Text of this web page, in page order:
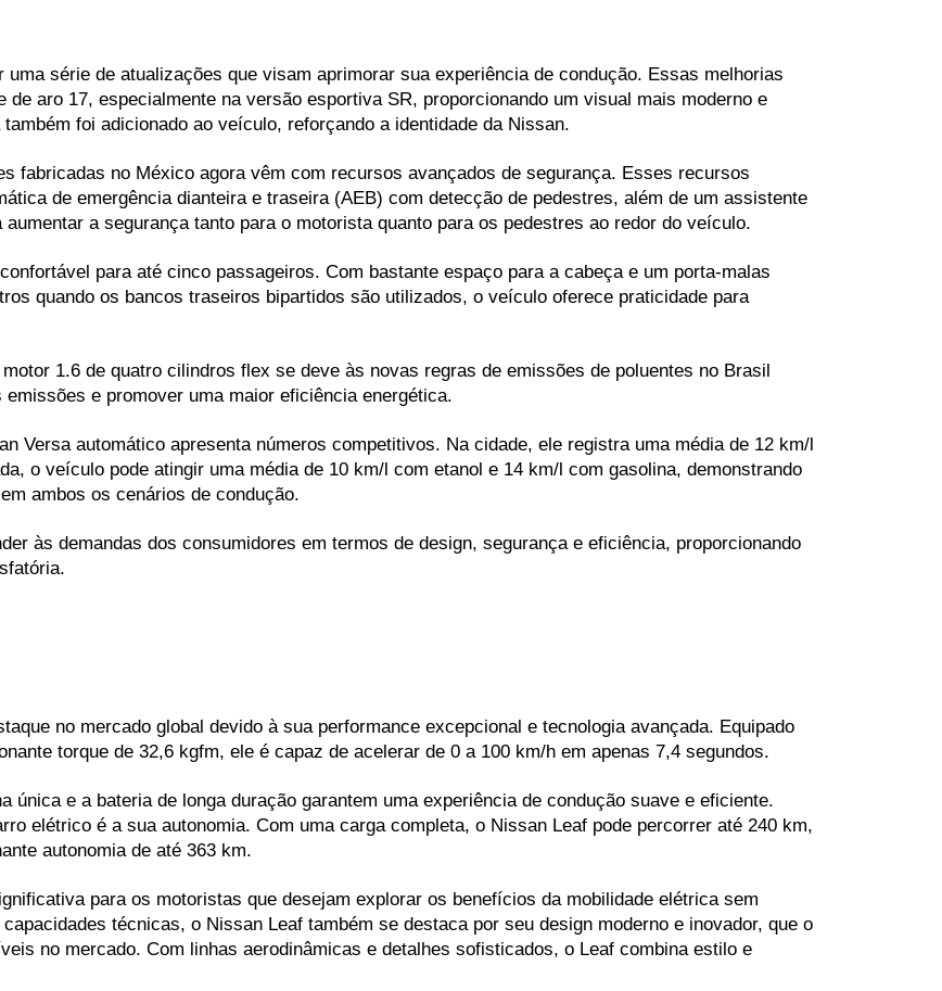
uma série de atualizações que visam aprimorar sua experiência de condução. Essas melhorias
aro 17, especialmente na versão esportiva SR, proporcionando um visual mais moderno e
foi adicionado ao veículo, reforçando a identidade da Nissan.
fabricadas no México agora vêm com recursos avançados de segurança. Esses recursos
de emergência dianteira e traseira (AEB) com detecção de pedestres, além de um assistente
a segurança tanto para o motorista quanto para os pedestres ao redor do veículo.
para até cinco passageiros. Com bastante espaço para a cabeça e um porta-malas
quando os bancos traseiros bipartidos são utilizados, o veículo oferece praticidade para
1.6 de quatro cilindros flex se deve às novas regras de emissões de poluentes no Brasil
e promover uma maior eficiência energética.
Versa automático apresenta números competitivos. Na cidade, ele registra uma média de 12 km/l
o veículo pode atingir uma média de 10 km/l com etanol e 14 km/l com gasolina, demonstrando
ambos os cenários de condução.
às demandas dos consumidores em termos de design, segurança e eficiência, proporcionando
no mercado global devido à sua performance excepcional e tecnologia avançada. Equipado
torque de 32,6 kgfm, ele é capaz de acelerar de 0 a 100 km/h em apenas 7,4 segundos.
única e a bateria de longa duração garantem uma experiência de condução suave e eficiente.
elétrico é a sua autonomia. Com uma carga completa, o Nissan Leaf pode percorrer até 240 km,
autonomia de até 363 km.
para os motoristas que desejam explorar os benefícios da mobilidade elétrica sem
técnicas, o Nissan Leaf também se destaca por seu design moderno e inovador, que o
no mercado. Com linhas aerodinâmicas e detalhes sofisticados, o Leaf combina estilo e